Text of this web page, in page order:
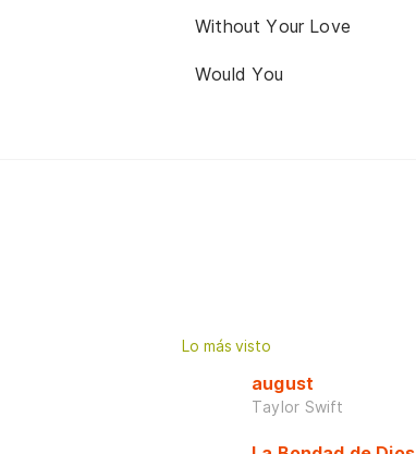
Without Your Love
Would You
Lo más visto
august
Taylor Swift